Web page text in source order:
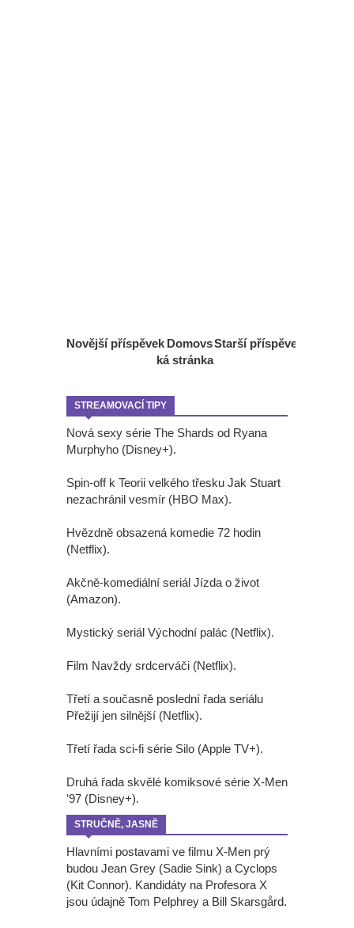
Novější příspěvek Starší příspěvek
Domovs
ká stránka
STREAMOVACÍ TIPY
Nová sexy série The Shards od Ryana
Murphyho (Disney+).
Spin-off k Teorii velkého třesku Jak Stuart
nezachránil vesmír (HBO Max).
Hvězdně obsazená komedie 72 hodin
(Netflix).
Akčně-komediální seriál Jízda o život
(Amazon).
Mystický seriál Východní palác (Netflix).
Film Navždy srdcerváči (Netflix).
Třetí a současně poslední řada seriálu
Přežijí jen silnější (Netflix).
Třetí řada sci-fi série Silo (Apple TV+).
Druhá řada skvělé komiksové série X-Men
'97 (Disney+).
STRUČNĚ, JASNĚ
Hlavními postavami ve filmu X-Men prý
budou Jean Grey (Sadie Sink) a Cyclops
(Kit Connor). Kandidáty na Profesora X
jsou údajně Tom Pelphrey a Bill Skarsgård.